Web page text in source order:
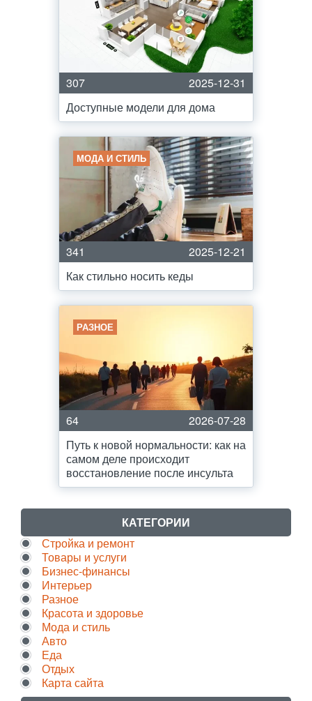
307
2025-12-31
Доступные модели для дома
МОДА И СТИЛЬ
341
2025-12-21
Как стильно носить кеды
РАЗНОЕ
64
2026-07-28
Путь к новой нормальности: как на
самом деле происходит
восстановление после инсульта
КАТЕГОРИИ
Стройка и ремонт
Товары и услуги
Бизнес-финансы
Интерьер
Разное
Красота и здоровье
Мода и стиль
Авто
Еда
Отдых
Карта сайта